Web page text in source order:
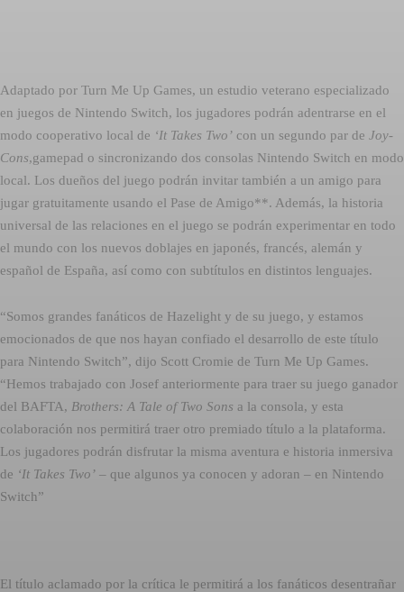
Adaptado por Turn Me Up Games, un estudio veterano especializado
en juegos de Nintendo Switch, los jugadores podrán adentrarse en el
modo cooperativo local de ‘It Takes Two’ con un segundo par de Joy-
Cons,gamepad o sincronizando dos consolas Nintendo Switch en modo
local. Los dueños del juego podrán invitar también a un amigo para
jugar gratuitamente usando el Pase de Amigo**. Además, la historia
universal de las relaciones en el juego se podrán experimentar en todo
el mundo con los nuevos doblajes en japonés, francés, alemán y
español de España, así como con subtítulos en distintos lenguajes.
“Somos grandes fanáticos de Hazelight y de su juego, y estamos
emocionados de que nos hayan confiado el desarrollo de este título
para Nintendo Switch”, dijo Scott Cromie de Turn Me Up Games.
“Hemos trabajado con Josef anteriormente para traer su juego ganador
del BAFTA, Brothers: A Tale of Two Sons a la consola, y esta
colaboración nos permitirá traer otro premiado título a la plataforma.
Los jugadores podrán disfrutar la misma aventura e historia inmersiva
de ‘It Takes Two’ – que algunos ya conocen y adoran – en Nintendo
Switch”
El título aclamado por la crítica le permitirá a los fanáticos desentrañar